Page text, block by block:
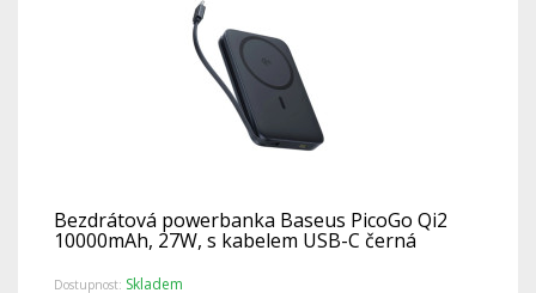
Bezdrátová powerbanka Baseus PicoGo Qi2
10000mAh, 27W, s kabelem USB-C černá
Dostupnost: Skladem